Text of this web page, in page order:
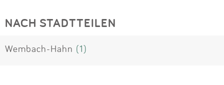
NACH STADTTEILEN
Wembach-Hahn (1)